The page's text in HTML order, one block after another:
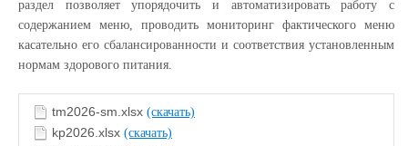
раздел позволяет упорядочить и автоматизировать работу с
содержанием меню, проводить мониторинг фактического меню
касательно его сбалансированности и соответствия установленным
нормам здорового питания.
tm2026-sm.xlsx (скачать)
kp2026.xlsx (скачать)